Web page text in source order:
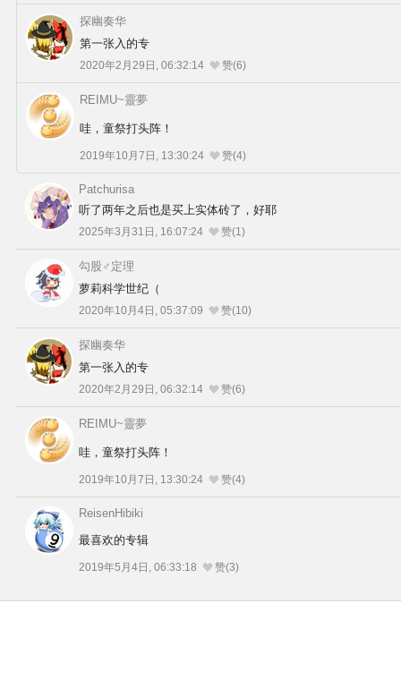
探幽奏华
第一张入的专
2020年2月29日, 06:32:14 赞(6)
REIMU~靈夢
哇，童祭打头阵！
2019年10月7日, 13:30:24 赞(4)
Patchurisa
听了两年之后也是买上实体砖了，好耶
2025年3月31日, 16:07:24 赞(1)
勾股♂定理
萝莉科学世纪（
2020年10月4日, 05:37:09 赞(10)
探幽奏华
第一张入的专
2020年2月29日, 06:32:14 赞(6)
REIMU~靈夢
哇，童祭打头阵！
2019年10月7日, 13:30:24 赞(4)
ReisenHibiki
最喜欢的专辑
2019年5月4日, 06:33:18 赞(3)